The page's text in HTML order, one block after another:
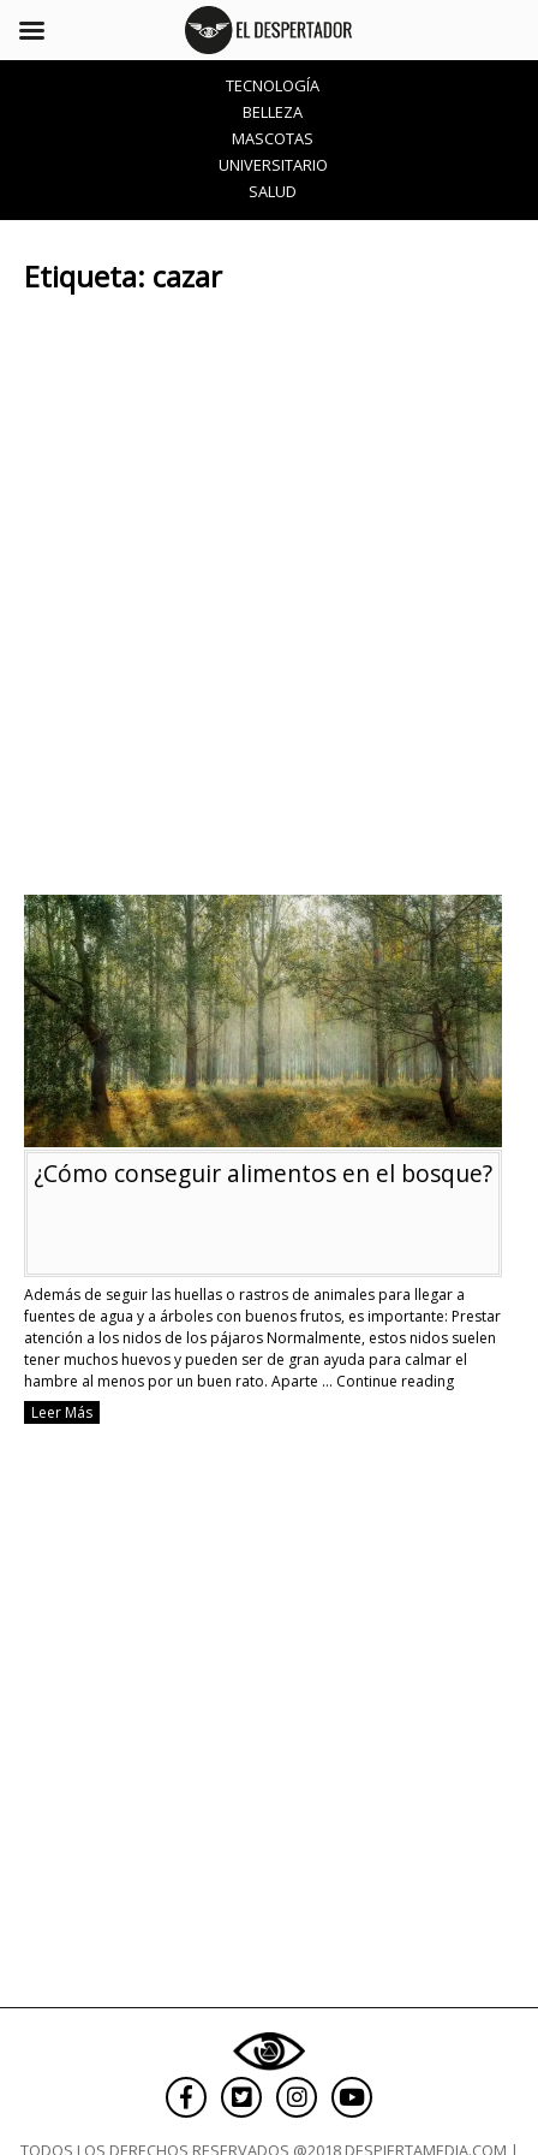
TECNOLOGÍA
BELLEZA
MASCOTAS
UNIVERSITARIO
SALUD
Etiqueta: cazar
¿Cómo conseguir alimentos en el bosque?
Además de seguir las huellas o rastros de animales para llegar a
fuentes de agua y a árboles con buenos frutos, es importante: Prestar
atención a los nidos de los pájaros Normalmente, estos nidos suelen
tener muchos huevos y pueden ser de gran ayuda para calmar el
hambre al menos por un buen rato. Aparte … Continue reading
Leer Más
TODOS LOS DERECHOS RESERVADOS @2018 DESPIERTAMEDIA.COM |